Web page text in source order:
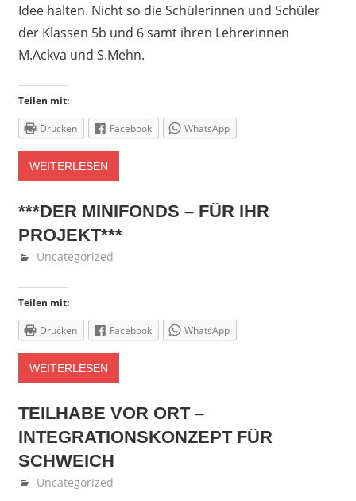
Idee halten. Nicht so die Schülerinnen und Schüler
der Klassen 5b und 6 samt ihren Lehrerinnen
M.Ackva und S.Mehn.
Teilen mit:
Drucken Facebook WhatsApp
WEITERLESEN
***DER MINIFONDS – FÜR IHR
PROJEKT***
September 14, 2018
Fedor Gehlen
Uncategorized
Teilen mit:
Drucken Facebook WhatsApp
WEITERLESEN
TEILHABE VOR ORT –
INTEGRATIONSKONZEPT FÜR
SCHWEICH
August 28, 2018
Fedor Gehlen
Uncategorized